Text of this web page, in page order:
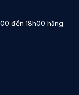
đến 18h00 hằng